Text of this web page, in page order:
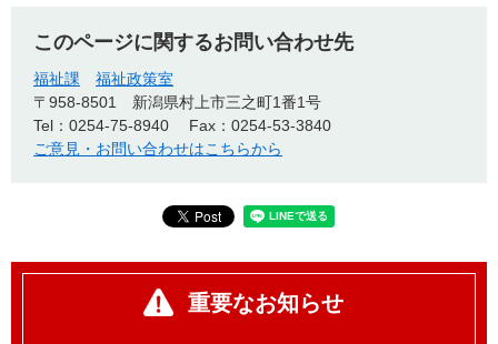
このページに関するお問い合わせ先
福祉課
福祉政策室
〒958-8501
新潟県村上市三之町1番1号
Tel：0254-75-8940
Fax：0254-53-3840
ご意見・お問い合わせはこちらから
重要なお知らせ